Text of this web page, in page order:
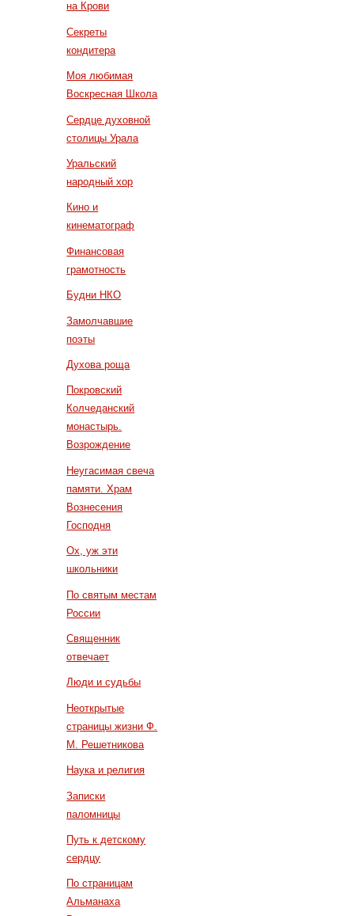
на Крови
Секреты
кондитера
Моя любимая
Воскресная Школа
Сердце духовной
столицы Урала
Уральский
народный хор
Кино и
кинематограф
Финансовая
грамотность
Будни НКО
Замолчавшие
поэты
Духова роща
Покровский
Колчеданский
монастырь.
Возрождение
Неугасимая свеча
памяти. Храм
Вознесения
Господня
Ох, уж эти
школьники
По святым местам
России
Священник
отвечает
Люди и судьбы
Неоткрытые
страницы жизни Ф.
М. Решетникова
Наука и религия
Записки
паломницы
Путь к детскому
сердцу
По страницам
Альманаха